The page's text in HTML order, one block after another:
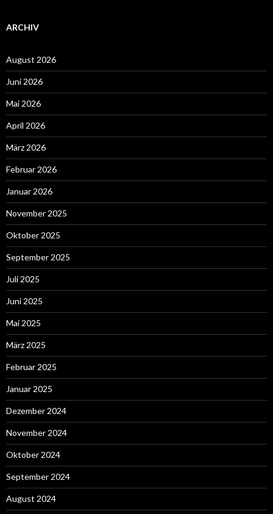
ARCHIV
August 2026
Juni 2026
Mai 2026
April 2026
März 2026
Februar 2026
Januar 2026
November 2025
Oktober 2025
September 2025
Juli 2025
Juni 2025
Mai 2025
März 2025
Februar 2025
Januar 2025
Dezember 2024
November 2024
Oktober 2024
September 2024
August 2024